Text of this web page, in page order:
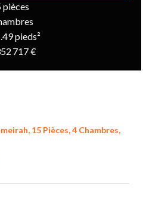
pièces
pieds²
717 €
15 Pièces, 4 Chambres,